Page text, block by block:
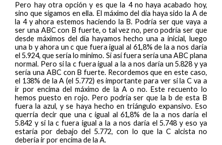
Pero hay otra opción y es que la 4 no haya acabado hoy,
sino que sigamos en ella. El máximo del día haya sido la A de
la 4 y ahora estemos haciendo la B. Podría ser que vaya a
ser una ABC con B fuerte, o tal vez no, pero podría ser que
desde máximos del día hayamos hecho una a inicial, luego
una b y ahora un c que fuera igual al 61,8% de la a nos daría
el 5.924, que sería lo mínimo. Si así fuera sería una ABC plana
normal. Pero si la c fuera igual a la a nos daría un 5.828 y ya
sería una ABC con B fuerte. Recordemos que en este caso,
el 138% de la A (el 5.772) es importante para ver si la C va a
ir por encima del máximo de la A o no. Este recuento lo
hemos puesto en rojo. Pero podría ser que la b de esta B
fuera la azul, y se haya hecho en triángulo expansivo. Eso
querría decir que una c igual al 61,8% de la a nos daría el
5.842 y si la c fuera igual a la a nos daría el 5.748 y eso ya
estaría por debajo del 5.772, con lo que la C alcista no
debería ir por encima de la A.